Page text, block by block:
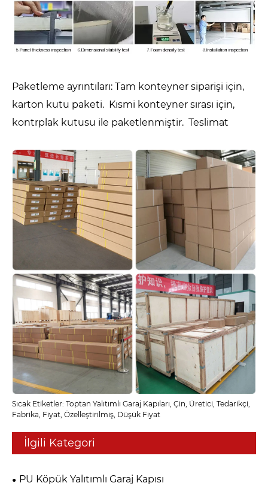
Paketleme ayrıntıları: Tam konteyner siparişi için,
karton kutu paketi. Kısmi konteyner sırası için,
kontrplak kutusu ile paketlenmiştir. Teslimat
Sıcak Etiketler: Toptan Yalıtımlı Garaj Kapıları, Çin, Üretici, Tedarikçi,
Fabrika, Fiyat, Özelleştirilmiş, Düşük Fiyat
İlgili Kategori
PU Köpük Yalıtımlı Garaj Kapısı